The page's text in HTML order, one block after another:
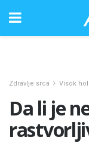
Zdravlje srca Visok
Da li je